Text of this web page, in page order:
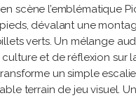
scène l’emblématique
dévalant une
verts. Un mélange
et de réflexion sur
un simple
terrain de jeu visuel.